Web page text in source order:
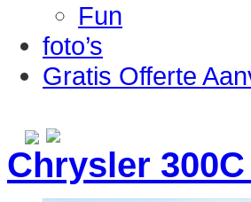
Fun
foto’s
Gratis Offerte
Chrysler